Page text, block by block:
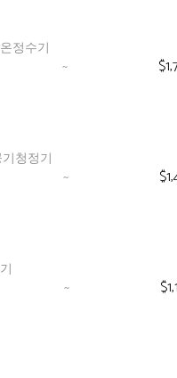
정수기
~ $
청정기
~ $
~ $